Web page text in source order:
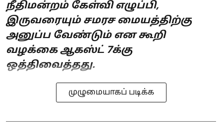
நீதிமன்றம் கேள்வி எழுப்பி,
இருவரையும் சமரச மையத்திற்கு
அனுப்ப வேண்டும் என கூறி
வழக்கை ஆகஸ்ட் 7க்கு
ஒத்திவைத்தது.
முழுமையாகப் படிக்க